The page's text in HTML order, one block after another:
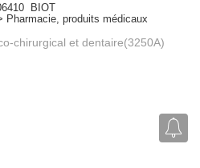
BIOT
Pharmacie, produits médicaux
chirurgical et dentaire(3250A)